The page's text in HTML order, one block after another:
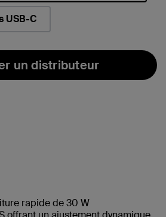
USB-C
un distributeur
rapide de 30 W